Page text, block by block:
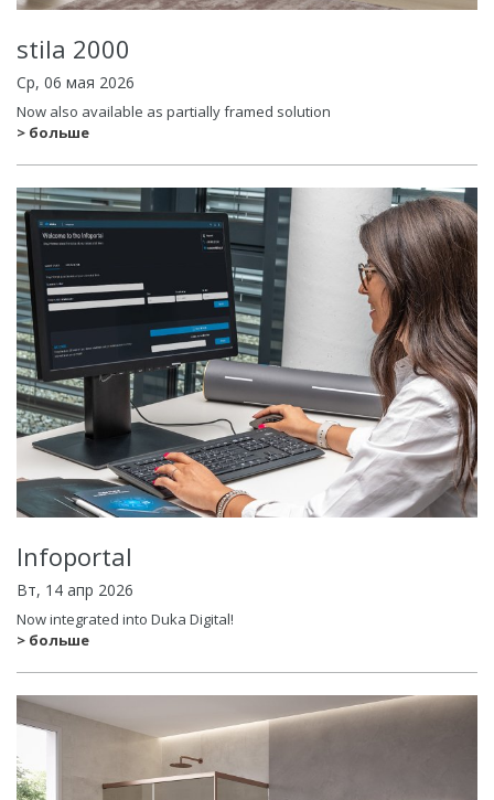
stila 2000
Ср, 06 мая 2026
Now also available as partially framed solution
> больше
Infoportal
Вт, 14 апр 2026
Now integrated into Duka Digital!
> больше